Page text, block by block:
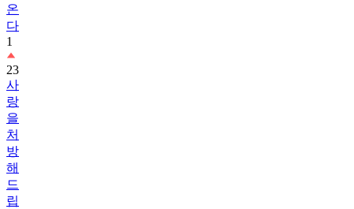
온
다
1
23
사
랑
을
처
방
해
드
립